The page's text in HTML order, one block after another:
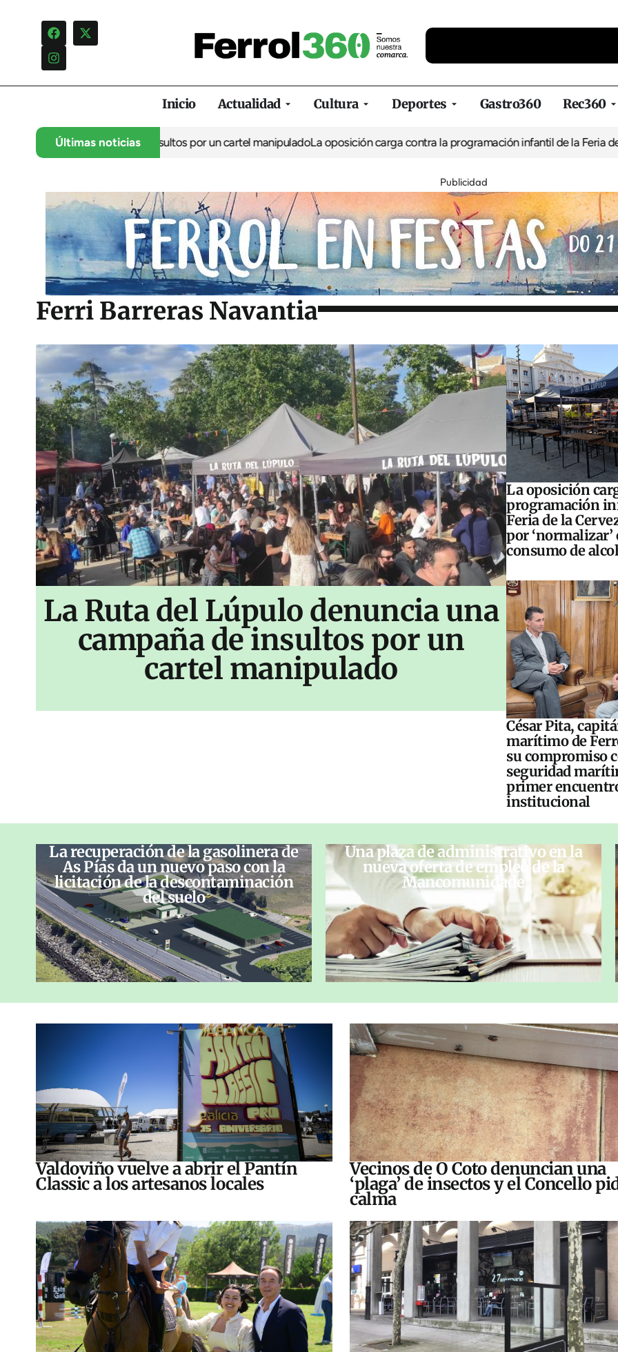
Inicio Actualidad Cultura Deportes Gastro360 Rec360
Últimas noticias
una campaña de insultos por un cartel manipuladoLa oposición carga contra la programación infantil de la Feria de la Cerveza
Publicidad
Ferri Barreras Navantia
La Ruta del Lúpulo denuncia una
campaña de insultos por un
cartel manipulado
La oposición
programación
Feria de la
por ‘normalizar’
consumo de
César Pita,
marítimo de
su compromiso
seguridad
primer
institucional
La recuperación de la gasolinera de
As Pías da un nuevo paso con la
licitación de la descontaminación
del suelo
Una plaza de administrativo en la
nueva oferta de empleo de la
Mancomunidade
Valdoviño vuelve a abrir el Pantín
Classic a los artesanos locales
Vecinos de O Coto denuncian una
‘plaga’ de insectos y el Concello
calma